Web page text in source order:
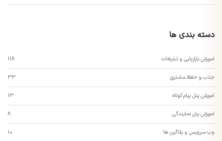
دسته بندی ها
اموزش بازاریابی و تبلیغات 118
جذب و حفظ مشتری 33
اموزش پنل پیام کوتاه 13
اموزش پنل نمایندگی 8
وب سرویس و پلاگین ها 10